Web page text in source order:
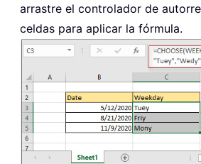
arrastre el controlador de
celdas para aplicar la fórmula.